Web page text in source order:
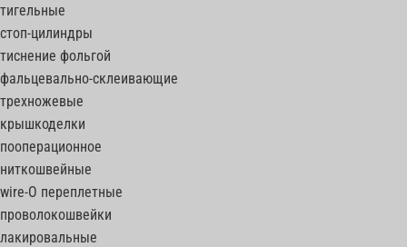
тигельные
стоп-цилиндры
тиснение фольгой
фальцевально-склеивающие
трехножевые
крышкоделки
пооперационное
ниткошвейные
wire-O переплетные
проволокошвейки
лакировальные